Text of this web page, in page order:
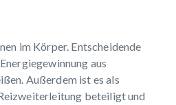
im Körper. Entscheidende
aus
Außerdem ist es als
beteiligt und